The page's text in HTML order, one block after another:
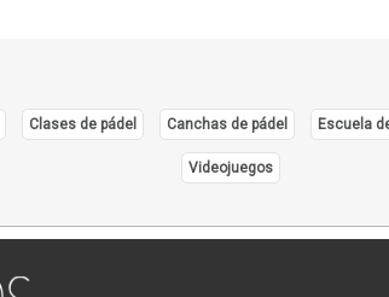
Clases de pádel Canchas de pádel Escuela
Videojuegos